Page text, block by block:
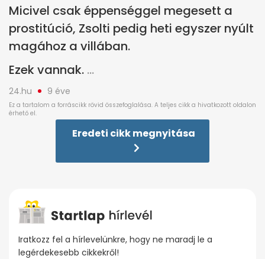
Micivel csak éppenséggel megesett a
prostitúció, Zsolti pedig heti egyszer nyúlt
magához a villában.
Ezek vannak.
24.hu 9 éve
Eredeti cikk megnyitása
Iratkozz fel a hírlevelünkre, hogy ne maradj le a
legérdekesebb cikkekről!